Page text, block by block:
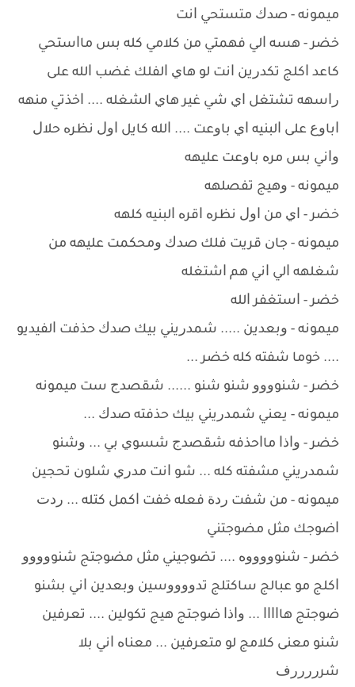
ﻣﻴﻤﻮﻧﻪ - ﺻﺪﻙ ﻣﺘﺴﺘﺤﻲ ﺍﻧﺖ
ﺧﻀﺮ - ﻫﺴﻪ ﺍﻟﻲ ﻓﻬﻤﺘﻲ ﻣﻦ ﻛﻼﻣﻲ ﻛﻠﻪ ﺑﺲ ﻣﺎﺍﺳﺘﺤﻲ
ﻛﺎﻋﺪ ﺍﻛﻠﺞ ﺗﻜﺪﺭﻳﻦ ﺍﻧﺖ ﻟﻮ ﻫﺎﻱ ﺍﻟﻔﻠﻚ ﻏﻀﺐ ﺍﻟﻠﻪ ﻋﻠﻰ
ﺭﺍﺳﻬﻪ ﺗﺸﺘﻐﻞ ﺍﻱ ﺷﻲ ﻏﻴﺮ ﻫﺎﻱ ﺍﻟﺸﻐﻠﻪ .... ﺍﺧﺬﺗﻲ ﻣﻨﻬﻪ
ﺍﺑﺎﻭﻉ ﻋﻠﻰ ﺍﻟﺒﻨﻴﻪ ﺍﻱ ﺑﺎﻭﻋﺖ .... ﺍﻟﻠﻪ ﻛﺎﻳﻞ ﺍﻭﻝ ﻧﻈﺮﻩ ﺣﻼﻝ
ﻭﺍﻧﻲ ﺑﺲ ﻣﺮﻩ ﺑﺎﻭﻋﺖ ﻋﻠﻴﻬﻪ
ﻣﻴﻤﻮﻧﻪ - ﻭﻫﻴﺞ ﺗﻔﺼﻠﻬﻪ
ﺧﻀﺮ - ﺍﻱ ﻣﻦ ﺍﻭﻝ ﻧﻈﺮﻩ ﺍﻗﺮﻩ ﺍﻟﺒﻨﻴﻪ ﻛﻠﻬﻪ
ﻣﻴﻤﻮﻧﻪ - ﺟﺎﻥ ﻗﺮﻳﺖ ﻓﻠﻚ ﺻﺪﻙ ﻭﻣﺤﻜﻤﺖ ﻋﻠﻴﻬﻪ ﻣﻦ
ﺷﻐﻠﻬﻪ ﺍﻟﻲ ﺍﻧﻲ ﻫﻢ ﺍﺷﺘﻐﻠﻪ
ﺧﻀﺮ - ﺍﺳﺘﻐﻔﺮ ﺍﻟﻠﻪ
ﻣﻴﻤﻮﻧﻪ - ﻭﺑﻌﺪﻳﻦ ..... ﺷﻤﺪﺭﻳﻨﻲ ﺑﻴﻚ ﺻﺪﻙ ﺣﺬﻓﺖ ﺍﻟﻔﻴﺪﻳﻮ
.... ﺧﻮﻣﺎ ﺷﻔﺘﻪ ﻛﻠﻪ ﺧﻀﺮ ...
ﺧﻀﺮ - ﺷﻨﻮﻭﻭﻭ ﺷﻨﻮ ﺷﻨﻮ ...... ﺷﻘﺼﺪﺝ ﺳﺖ ﻣﻴﻤﻮﻧﻪ
ﻣﻴﻤﻮﻧﻪ - ﻳﻌﻨﻲ ﺷﻤﺪﺭﻳﻨﻲ ﺑﻴﻚ ﺣﺬﻓﺘﻪ ﺻﺪﻙ ...
ﺧﻀﺮ - ﻭﺍﺫﺍ ﻣﺎﺍﺣﺬﻓﻪ ﺷﻘﺼﺪﺝ ﺷﺴﻮﻱ ﺑﻲ ... ﻭﺷﻨﻮ
ﺷﻤﺪﺭﻳﻨﻲ ﻣﺸﻔﺘﻪ ﻛﻠﻪ ... ﺷﻮ ﺍﻧﺖ ﻣﺪﺭﻱ ﺷﻠﻮﻥ ﺗﺤﺠﻴﻦ
ﻣﻴﻤﻮﻧﻪ - ﻣﻦ ﺷﻔﺖ ﺭﺩﺓ ﻓﻌﻠﻪ ﺧﻔﺖ ﺍﻛﻤﻞ ﻛﺘﻠﻪ ... ﺭﺩﺕ
ﺍﺿﻮﺟﻚ ﻣﺜﻞ ﻣﻀﻮﺟﺘﻨﻲ
ﺧﻀﺮ - ﺷﻨﻮﻭﻭﻭﻭﻩ .... ﺗﻀﻮﺟﻴﻨﻲ ﻣﺜﻞ ﻣﻀﻮﺟﺘﺞ ﺷﻨﻮﻭﻭﻭﻭ
ﺍﻛﻠﺞ ﻣﻮ ﻋﺒﺎﻟﺞ ﺳﺎﻛﺘﻠﺞ ﺗﺪﻭﻭﻭﻭﺳﻴﻦ ﻭﺑﻌﺪﻳﻦ ﺍﻧﻲ ﺑﺸﻨﻮ
ﺿﻮﺟﺘﺞ ﻫﺎﺍﺍﺍﺍ ... ﻭﺍﺫﺍ ﺿﻮﺟﺘﺞ ﻫﻴﺞ ﺗﻜﻮﻟﻴﻦ .... ﺗﻌﺮﻓﻴﻦ
ﺷﻨﻮ ﻣﻌﻨﻰ ﻛﻼﻣﺞ ﻟﻮ ﻣﺘﻌﺮﻓﻴﻦ ... ﻣﻌﻨﺎﻩ ﺍﻧﻲ ﺑﻼ
ﺷﺮﺭﺭﺭﺭﻑ